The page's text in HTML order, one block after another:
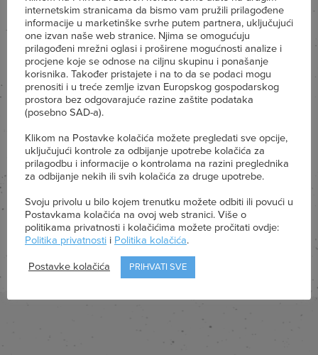
Granolu spremite u zatvorenu posudu i
potrošite unutar 6 mjeseci.
Za serviranje stavite grčki jogurt u posudu ili
šalicu, dodajte granolu te po želji dekorirajte
svježim voćem.
internetskim stranicama da bismo vam pružili prilagođene
informacije u marketinške svrhe putem partnera, uključujući
one izvan naše web stranice. Njima se omogućuju
prilagođeni mrežni oglasi i proširene mogućnosti analize i
procjene koje se odnose na ciljnu skupinu i ponašanje
korisnika. Također pristajete i na to da se podaci mogu
prenositi i u treće zemlje izvan Europskog gospodarskog
prostora bez odgovarajuće razine zaštite podataka
(posebno SAD-a).
Klikom na Postavke kolačića možete pregledati sve opcije,
uključujući kontrole za odbijanje upotrebe kolačića za
prilagodbu i informacije o kontrolama na razini preglednika
za odbijanje nekih ili svih kolačića za druge upotrebe.
Svoju privolu u bilo kojem trenutku možete odbiti ili povući u
Postavkama kolačića na ovoj web stranici. Više o
politikama privatnosti i kolačićima možete pročitati ovdje:
Politika privatnosti i Politika kolačića.
Postavke kolačića PRIHVATI SVE